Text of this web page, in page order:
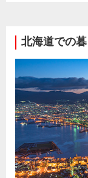
北海道での暮